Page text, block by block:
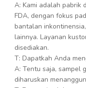
A: Kami adalah pabrik
FDA, dengan fokus
bantalan
lainnya. Layanan
disediakan.
T: Dapatkah Anda
A: Tentu saja, sampel
diharuskan